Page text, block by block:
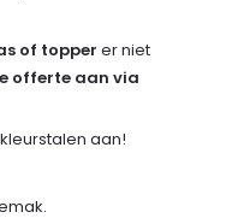
of topper er niet
offerte aan via
aan!